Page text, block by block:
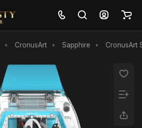
CronusArt Sapphire CronusArt